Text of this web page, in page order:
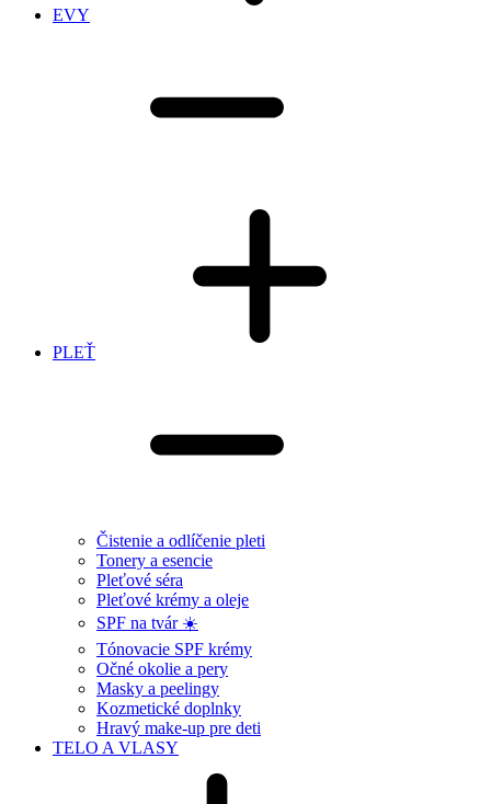
EVY
PLEŤ
Čistenie a odlíčenie pleti
Tonery a esencie
Pleťové séra
Pleťové krémy a oleje
SPF na tvár ☀️
Tónovacie SPF krémy
Očné okolie a pery
Masky a peelingy
Kozmetické doplnky
Hravý make-up pre deti
TELO A VLASY